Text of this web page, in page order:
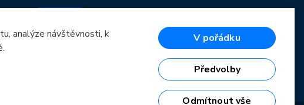
OP Podnikání a inovace pro konkurenceschopnost
Evropský fond pro regionální rozvoj
Investice do vaší budoucnosti
analýze návštěvnosti, k
V pořádku
Předvolby
Odmítnout vše